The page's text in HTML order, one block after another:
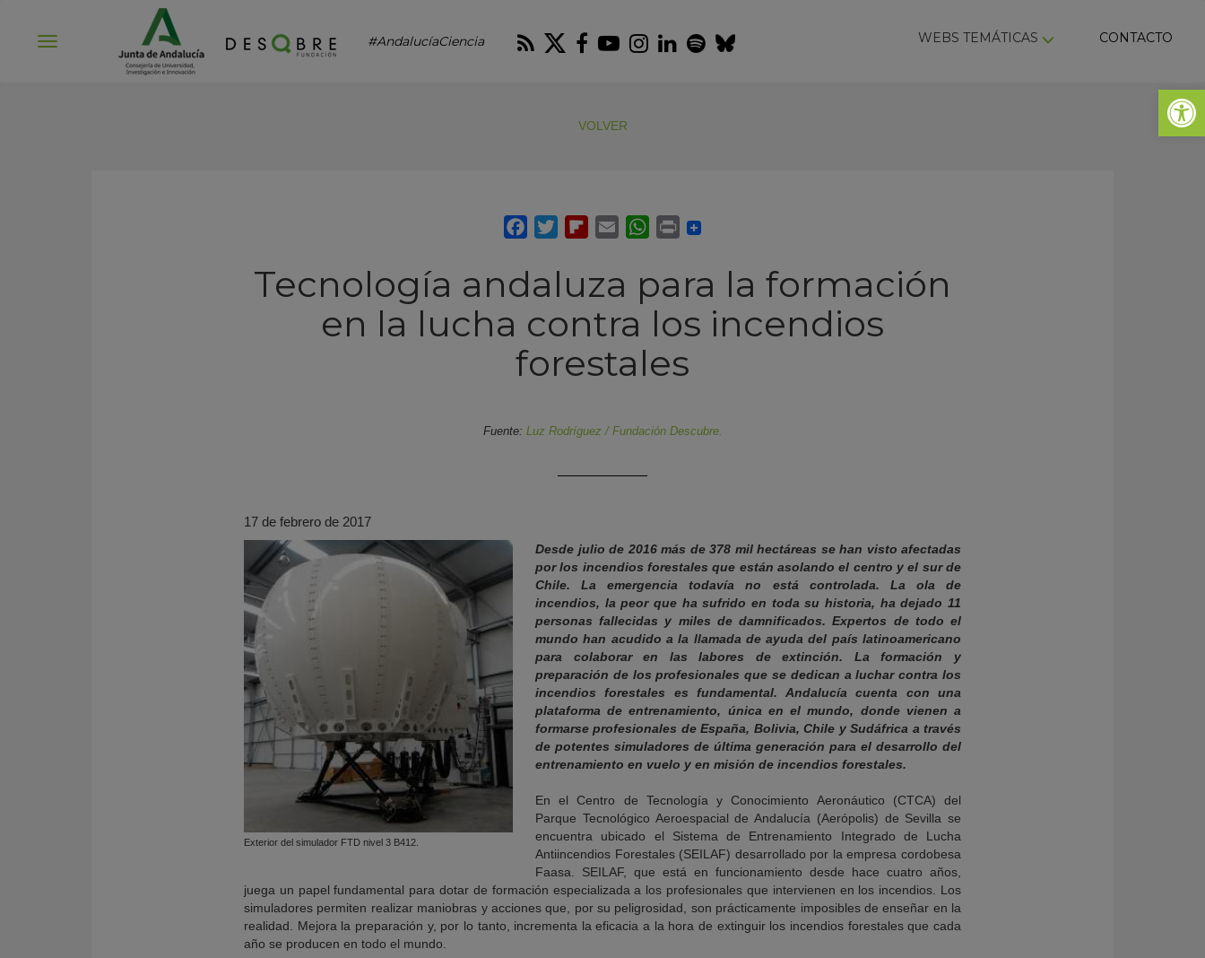
Abrir
#AndalucíaCiencia RSS Twitter
Facebook
Youtube
Instagram
LinkedIn
Spotify
Bluesky WEBS TEMÁTICAS CONTACTO
VOLVER
Tecnología andaluza para la formación
en la lucha contra los incendios
forestales
Fuente: Luz Rodríguez / Fundación Descubre.
17 de febrero de 2017
Exterior del simulador FTD nivel 3 B412.
Desde julio de 2016 más de 378 mil hectáreas se han visto afectadas
por los incendios forestales que están asolando el centro y el sur de
Chile. La emergencia todavía no está controlada. La ola de
incendios, la peor que ha sufrido en toda su historia, ha dejado 11
personas fallecidas y miles de damnificados. Expertos de todo el
mundo han acudido a la llamada de ayuda del país latinoamericano
para colaborar en las labores de extinción. La formación y
preparación de los profesionales que se dedican a luchar contra los
incendios forestales es fundamental. Andalucía cuenta con una
plataforma de entrenamiento, única en el mundo, donde vienen a
formarse profesionales de España, Bolivia, Chile y Sudáfrica a través
de potentes simuladores de última generación para el desarrollo del
entrenamiento en vuelo y en misión de incendios forestales.
En el Centro de Tecnología y Conocimiento Aeronáutico (CTCA) del
Parque Tecnológico Aeroespacial de Andalucía (Aerópolis) de Sevilla se
encuentra ubicado el Sistema de Entrenamiento Integrado de Lucha
Antiincendios Forestales (SEILAF) desarrollado por la empresa cordobesa
Faasa. SEILAF, que está en funcionamiento desde hace cuatro años,
juega un papel fundamental para dotar de formación especializada a los profesionales que intervienen en los incendios. Los
simuladores permiten realizar maniobras y acciones que, por su peligrosidad, son prácticamente imposibles de enseñar en la
realidad. Mejora la preparación y, por lo tanto, incrementa la eficacia a la hora de extinguir los incendios forestales que cada
año se producen en todo el mundo.